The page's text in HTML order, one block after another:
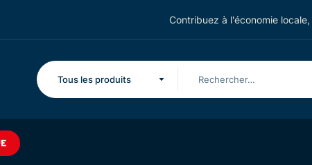
Contribuez à l'économie locale,
Tous les produits